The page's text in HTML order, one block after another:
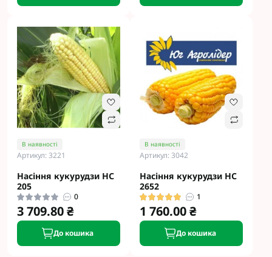
В наявності
Артикул: 3221
Насіння кукурудзи НС
205
0
3 709.80 ₴
До кошика
В наявності
Артикул: 3042
Насіння кукурудзи НС
2652
1
1 760.00 ₴
До кошика